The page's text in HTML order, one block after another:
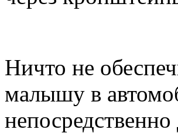
Ничто не
малышу в